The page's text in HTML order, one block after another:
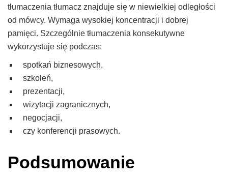
tłumaczenia tłumacz znajduje się w niewielkiej odległości
od mówcy. Wymaga wysokiej koncentracji i dobrej
pamięci. Szczególnie tłumaczenia konsekutywne
wykorzystuje się podczas:
spotkań biznesowych,
szkoleń,
prezentacji,
wizytacji zagranicznych,
negocjacji,
czy konferencji prasowych.
Podsumowanie